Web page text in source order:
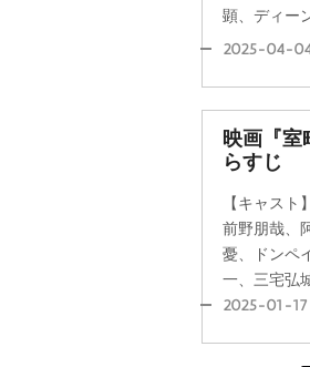
顕、ディー
2025-04-
映画『室
らすじ
【キャス
前野朋哉、
憂、ドンペ
一、三宅弘
2025-01-17